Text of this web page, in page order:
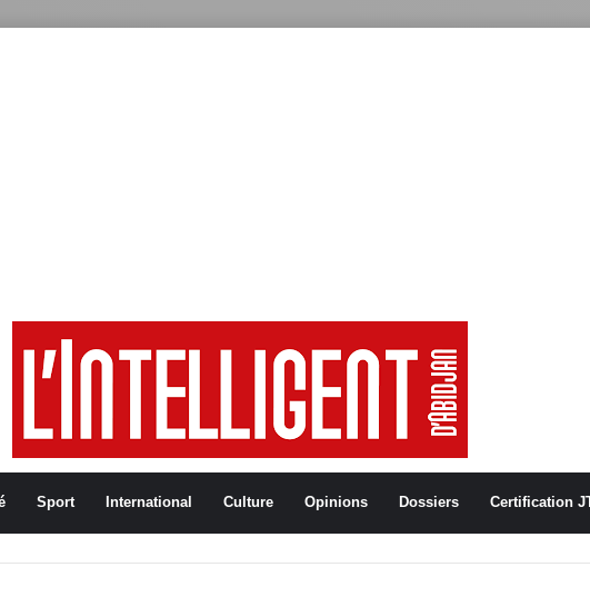
Sport International Culture Opinions Dossiers Certification
Koudougou rend hommage aux femmes de Morondo